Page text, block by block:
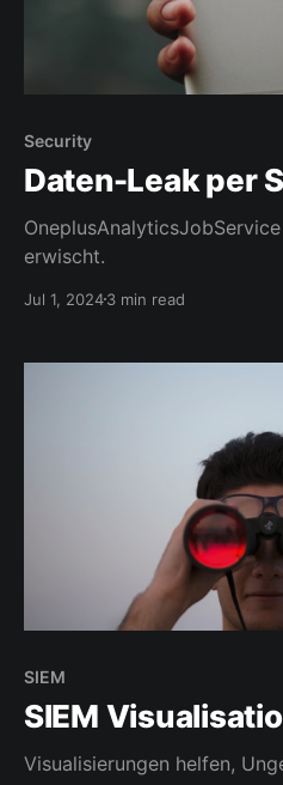
Security
Daten-Leak per
erwischt.
Jul 1, 20243 min read
SIEM
SIEM
Visualisierungen helfen,